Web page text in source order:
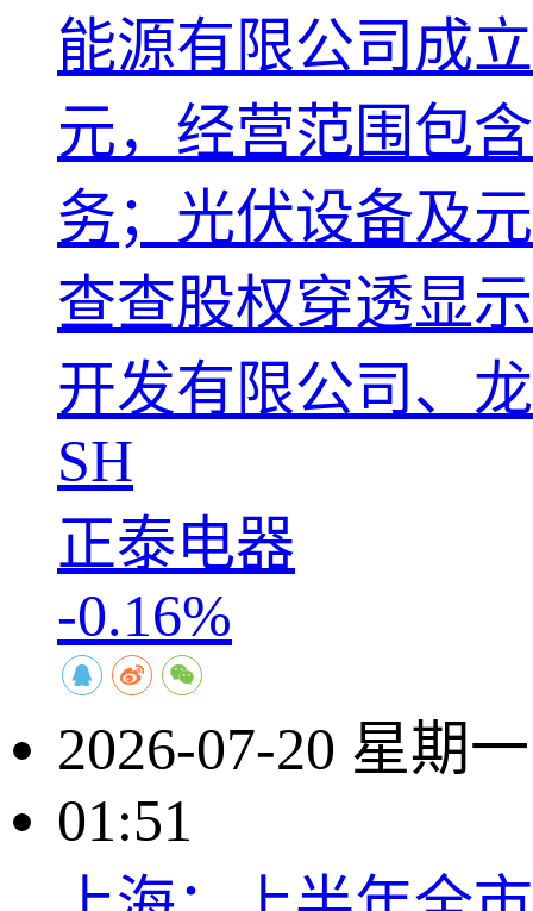
能源有限公司成
元，经营范围包
务；光伏设备及
查查股权穿透显
开发有限公司、
SH
正泰电器
-0.16%
2026-07-20 星期一
01:51